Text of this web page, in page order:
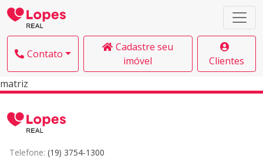
Contato
Cadastre seu
imóvel
Clientes
matriz
Telefone: (19) 3754-1300